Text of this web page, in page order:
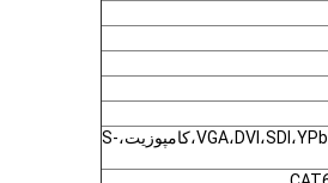
VGA،DVI،SDI،YPbPr(HDTV)،کامپوزیت،S-